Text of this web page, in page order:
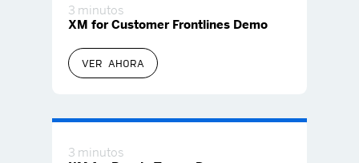
3 minutos
XM for Customer Frontlines Demo
VER AHORA
3 minutos